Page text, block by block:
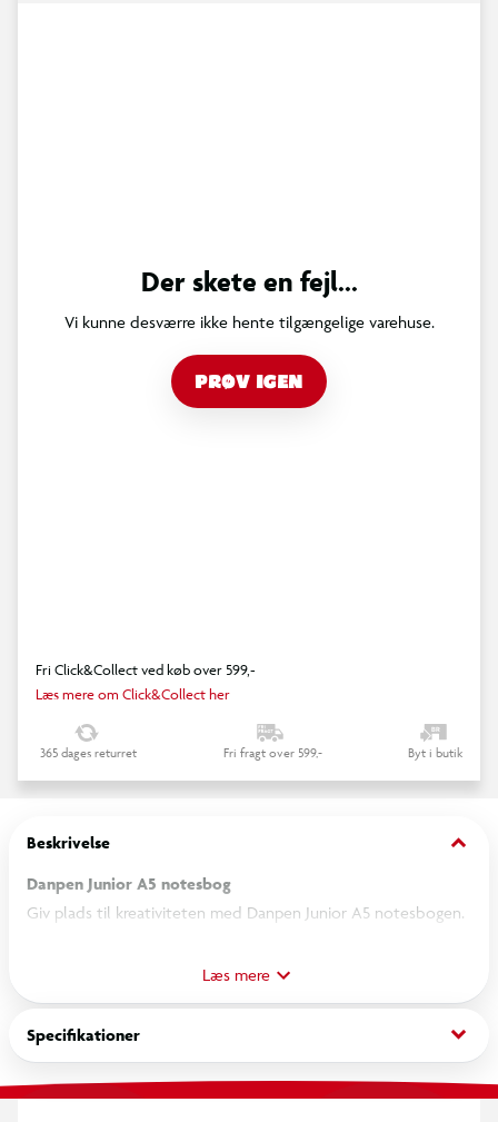
Der skete en fejl...
Vi kunne desværre ikke hente tilgængelige varehuse.
PRØV IGEN
Fri Click&Collect ved køb over 599,-
Læs mere om Click&Collect her
365 dages returret Fri fragt over 599,- Byt i butik
Beskrivelse keyboard_arrow_down
Danpen Junior A5 notesbog
Giv plads til kreativiteten med Danpen Junior A5 notesbogen.
skoletasken, så barnet kan tegne, skrive historier, lave noter
og udfolde fantasien både i skolen og derhjemme.
Specifikationer
A5-format
Læs mere
Specifikationer keyboard_arrow_down